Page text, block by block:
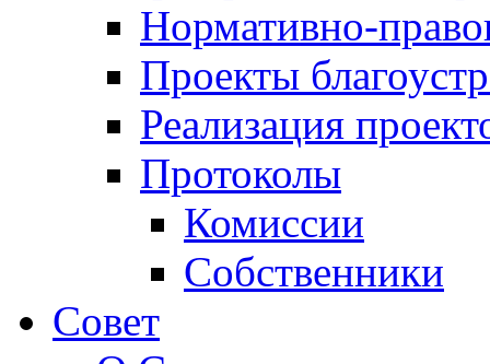
Нормативно-
Проекты
Реализация
Протоколы
Комиссии
Собственники
Совет